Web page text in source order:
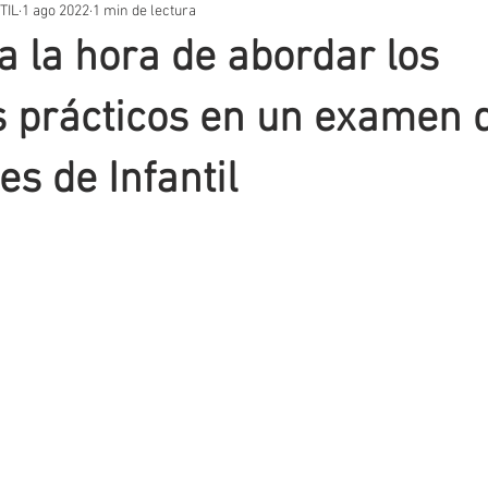
PRÁCTICOS TEMARIOS
EDUCATIVA
EVALUACIÓN METODOLOGIA
la hora de abordar los
prácticos en un examen
de Infantil
1 ago 2022 1 min de lectura